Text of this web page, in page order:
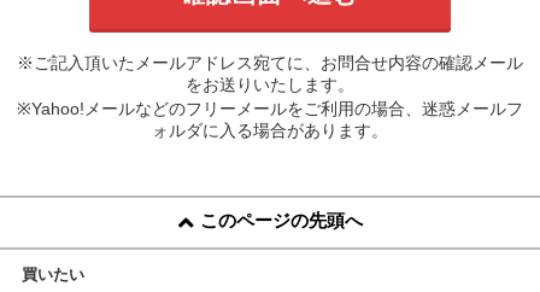
※ご記入頂いたメールアドレス宛てに、お問合せ内容の確認メール
をお送りいたします。
※Yahoo!メールなどのフリーメールをご利用の場合、迷惑メールフ
ォルダに入る場合があります。
このページの先頭へ
買いたい